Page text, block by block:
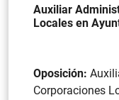
Auxiliar
Locales en
Oposición:
Corporaciones